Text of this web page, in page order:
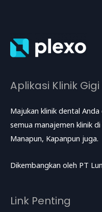
Aplikasi Klinik
Majukan klinik dental
semua manajemen klinik
Manapun, Kapanpun juga.
Dikembangkan oleh PT
Link Penting